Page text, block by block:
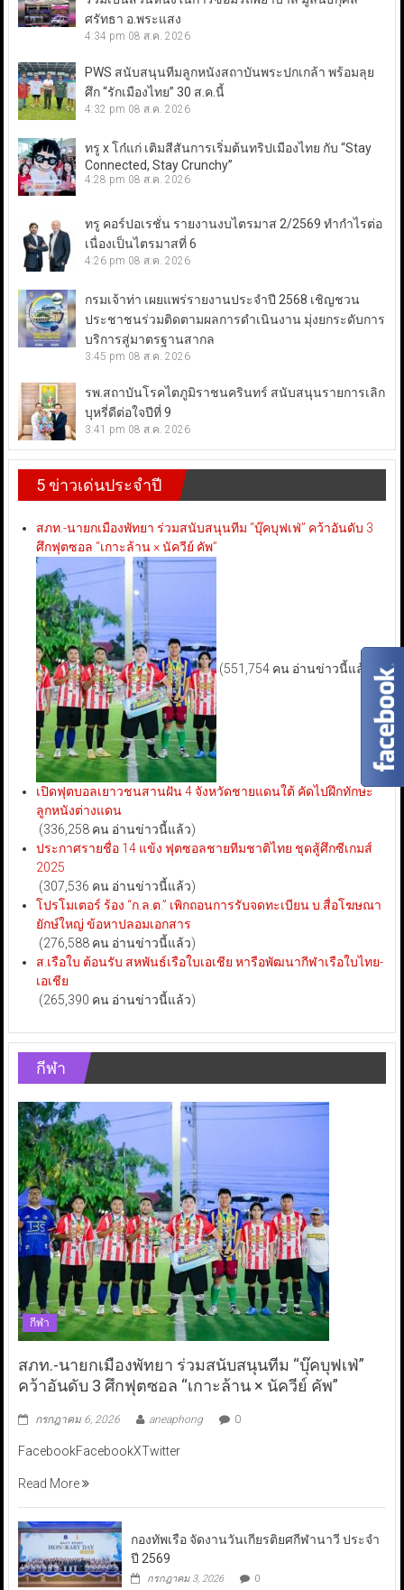
ศรัทธา อ.พระแสง
4:34 pm 08 ส.ค. 2026
PWS สนับสนุนทีมลูกหนังสถาบันพระปกเกล้า พร้อมลุย
ศึก “รักเมืองไทย” 30 ส.ค.นี้
4:32 pm 08 ส.ค. 2026
ทรู x โก๋แก่ เติมสีสันการเริ่มต้นทริปเมืองไทย กับ “Stay
Connected, Stay Crunchy”
4:28 pm 08 ส.ค. 2026
ทรู คอร์ปอเรชั่น รายงานงบไตรมาส 2/2569 ทำกำไรต่อ
เนื่องเป็นไตรมาสที่ 6
4:26 pm 08 ส.ค. 2026
กรมเจ้าท่า เผยแพร่รายงานประจำปี 2568 เชิญชวน
ประชาชนร่วมติดตามผลการดำเนินงาน มุ่งยกระดับการ
บริการสู่มาตรฐานสากล
3:45 pm 08 ส.ค. 2026
รพ.สถาบันโรคไตภูมิราชนครินทร์ สนับสนุนรายการเลิก
บุหรี่ดีต่อใจปีที่ 9
3:41 pm 08 ส.ค. 2026
5 ข่าวเด่นประจำปี
สภท.-นายกเมืองพัทยา ร่วมสนับสนุนทีม “บุ๊คบุฟเฟ่” คว้าอันดับ 3
ศึกฟุตซอล “เกาะล้าน × นัควีย์ คัพ”
(551,754 คน อ่านข่าวนี้แล้ว)
เปิดฟุตบอลเยาวชนสานฝัน 4 จังหวัดชายแดนใต้ คัดไปฝึกทักษะ
ลูกหนังต่างแดน
(336,258 คน อ่านข่าวนี้แล้ว)
ประกาศรายชื่อ 14 แข้ง ฟุตซอลชายทีมชาติไทย ชุดสู้ศึกซีเกมส์
2025
(307,536 คน อ่านข่าวนี้แล้ว)
โปรโมเตอร์ ร้อง “ก.ล.ต.” เพิกถอนการรับจดทะเบียน บ.สื่อโฆษณา
ยักษ์ใหญ่ ข้อหาปลอมเอกสาร
(276,588 คน อ่านข่าวนี้แล้ว)
ส.เรือใบ ต้อนรับ สหพันธ์เรือใบเอเชีย หารือพัฒนากีฬาเรือใบไทย-
เอเชีย
(265,390 คน อ่านข่าวนี้แล้ว)
กีฬา
กีฬา
สภท.-นายกเมืองพัทยา ร่วมสนับสนุนทีม “บุ๊คบุฟเฟ่”
คว้าอันดับ 3 ศึกฟุตซอล “เกาะล้าน × นัควีย์ คัพ”
กรกฎาคม 6, 2026 aneaphong 0
FacebookFacebookXTwitter
Read More
กองทัพเรือ จัดงานวันเกียรติยศกีฬานาวี ประจำ
ปี 2569
กรกฎาคม 3, 2026 0